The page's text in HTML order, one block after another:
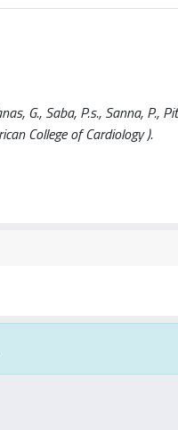
G., Saba, P.s., Sanna, P.,
College of Cardiology ).